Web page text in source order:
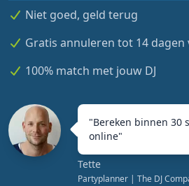
Niet goed, geld terug
Gratis annuleren tot 14
100% match met jouw DJ
"Bereken binnen 30
online"
Tette
Partyplanner | The DJ